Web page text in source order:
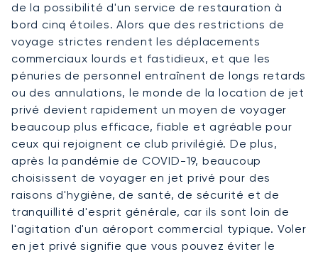
de la possibilité d'un service de restauration à
bord cinq étoiles. Alors que des restrictions de
voyage strictes rendent les déplacements
commerciaux lourds et fastidieux, et que les
pénuries de personnel entraînent de longs retards
ou des annulations, le monde de la location de jet
privé devient rapidement un moyen de voyager
beaucoup plus efficace, fiable et agréable pour
ceux qui rejoignent ce club privilégié. De plus,
après la pandémie de COVID-19, beaucoup
choisissent de voyager en jet privé pour des
raisons d'hygiène, de santé, de sécurité et de
tranquillité d'esprit générale, car ils sont loin de
l'agitation d'un aéroport commercial typique. Voler
en jet privé signifie que vous pouvez éviter le